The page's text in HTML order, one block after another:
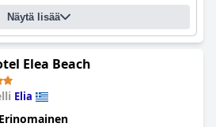
Näytä lisää
Elea Beach
Elia
Erinomainen